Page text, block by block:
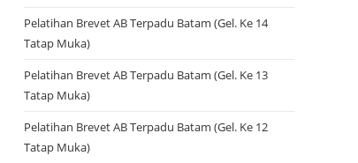
Pelatihan Brevet AB Terpadu Batam (Gel. Ke 14
Tatap Muka)
Pelatihan Brevet AB Terpadu Batam (Gel. Ke 13
Tatap Muka)
Pelatihan Brevet AB Terpadu Batam (Gel. Ke 12
Tatap Muka)